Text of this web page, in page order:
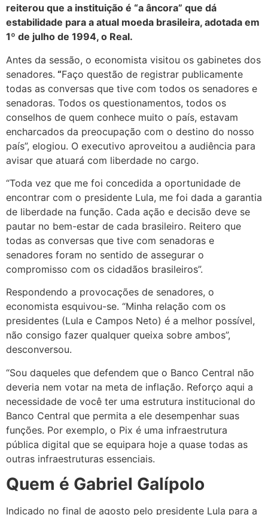
reiterou que a instituição é “a âncora” que dá
estabilidade para a atual moeda brasileira, adotada em
1º de julho de 1994, o Real.
Antes da sessão, o economista visitou os gabinetes dos
senadores. “Faço questão de registrar publicamente
todas as conversas que tive com todos os senadores e
senadoras. Todos os questionamentos, todos os
conselhos de quem conhece muito o país, estavam
encharcados da preocupação com o destino do nosso
país”, elogiou. O executivo aproveitou a audiência para
avisar que atuará com liberdade no cargo.
“Toda vez que me foi concedida a oportunidade de
encontrar com o presidente Lula, me foi dada a garantia
de liberdade na função. Cada ação e decisão deve se
pautar no bem-estar de cada brasileiro. Reitero que
todas as conversas que tive com senadoras e
senadores foram no sentido de assegurar o
compromisso com os cidadãos brasileiros”.
Respondendo a provocações de senadores, o
economista esquivou-se. “Minha relação com os
presidentes (Lula e Campos Neto) é a melhor possível,
não consigo fazer qualquer queixa sobre ambos”,
desconversou.
“Sou daqueles que defendem que o Banco Central não
deveria nem votar na meta de inflação. Reforço aqui a
necessidade de você ter uma estrutura institucional do
Banco Central que permita a ele desempenhar suas
funções. Por exemplo, o Pix é uma infraestrutura
pública digital que se equipara hoje a quase todas as
outras infraestruturas essenciais.
Quem é Gabriel Galípolo
Indicado no final de agosto pelo presidente Lula para a